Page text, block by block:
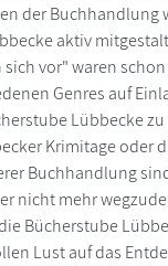
der Buchhandlung
aktiv
vor" waren
Genres auf
Lübbecke zu
Krimitage oder
Buchhandlung
nicht mehr
Bücherstube
Lust auf das